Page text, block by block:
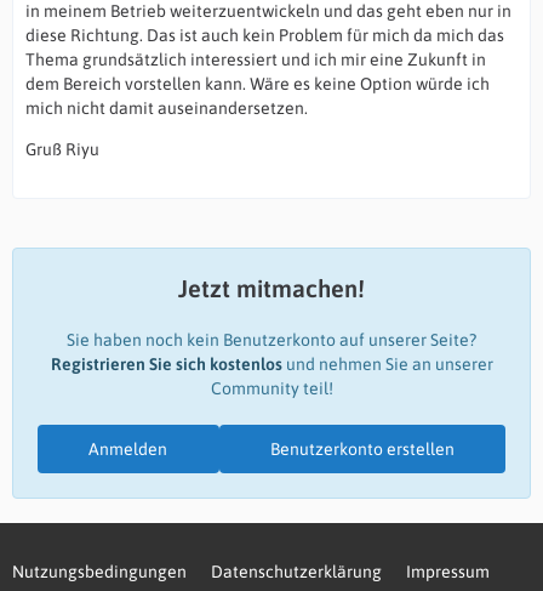
in meinem Betrieb weiterzuentwickeln und das geht eben nur in
diese Richtung. Das ist auch kein Problem für mich da mich das
Thema grundsätzlich interessiert und ich mir eine Zukunft in
dem Bereich vorstellen kann. Wäre es keine Option würde ich
mich nicht damit auseinandersetzen.
Gruß Riyu
Jetzt mitmachen!
Sie haben noch kein Benutzerkonto auf unserer Seite?
Registrieren Sie sich kostenlosund nehmen Sie an unserer
Community teil!
Benutzerkonto erstellen
Anmelden
Nutzungsbedingungen Datenschutzerklärung Impressum